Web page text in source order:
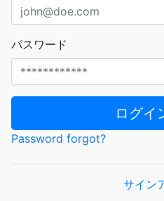
パスワード
ログイ
Password forgot?
サイン